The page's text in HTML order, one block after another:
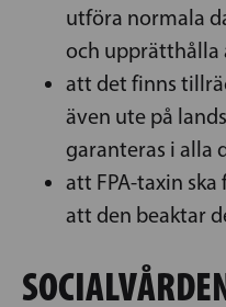
utföra normala
och
att det finns
även ute på
garanteras i alla
att FPA-taxin
att den beaktar